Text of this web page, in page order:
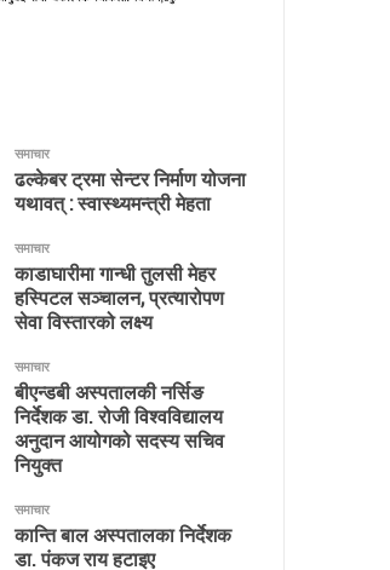
समाचार
ढल्केबर ट्रमा सेन्टर निर्माण योजना
यथावत् : स्वास्थ्यमन्त्री मेहता
समाचार
काडाघारीमा गान्धी तुलसी मेहर
हस्पिटल सञ्चालन, प्रत्यारोपण
सेवा विस्तारको लक्ष्य
समाचार
बीएन्डबी अस्पतालकी नर्सिङ
निर्देशक डा. रोजी विश्वविद्यालय
अनुदान आयोगको सदस्य सचिव
नियुक्त
समाचार
कान्ति बाल अस्पतालका निर्देशक
डा. पंकज राय हटाइए